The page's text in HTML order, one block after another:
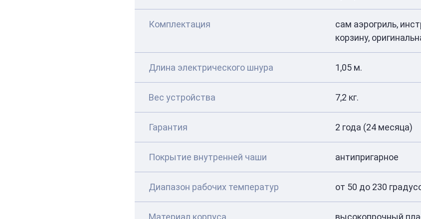
Комплектация
сам аэрогриль,
корзину,
Длина электрического шнура 1,05 м.
Вес устройства 7,2 кг.
Гарантия 2 года (24 месяца)
Покрытие внутренней чаши антипригарное
Диапазон рабочих температур от 50 до 230
Материал корпуса высокопрочный